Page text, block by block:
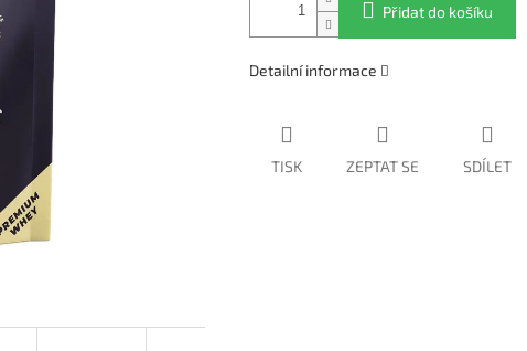
Přidat do košíku
Detailní informace
TISK ZEPTAT SE SDÍLET